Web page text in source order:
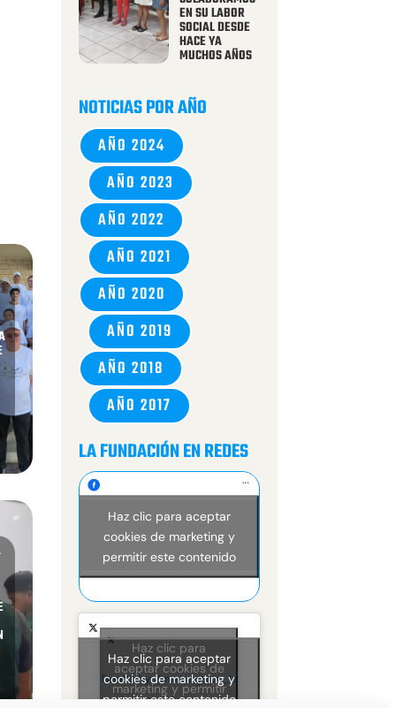
EN SU LABOR
SOCIAL DESDE
HACE YA
MUCHOS AÑOS
NOTICIAS POR AÑO
AÑO 2024
AÑO 2023
AÑO 2022
AÑO 2021
AÑO 2020
AÑO 2019
AÑO 2018
AÑO 2017
LA FUNDACIÓN EN REDES
Haz clic para aceptar
cookies de marketing y
permitir este contenido
Tweets by @mensajeros_la
Haz clic para
aceptar cookies de
marketing y permitir
Haz clic para aceptar
cookies de marketing y
permitir este contenido